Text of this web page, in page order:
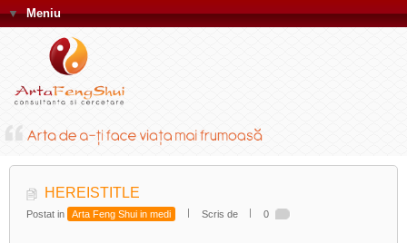
▼Meniu
HEREISTITLE
Postat in Arta Feng Shui in medi Scris de 0